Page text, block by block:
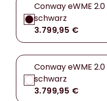
Conway eWME
schwarz
3.799,95 €
Conway eWME
schwarz
3.799,95 €